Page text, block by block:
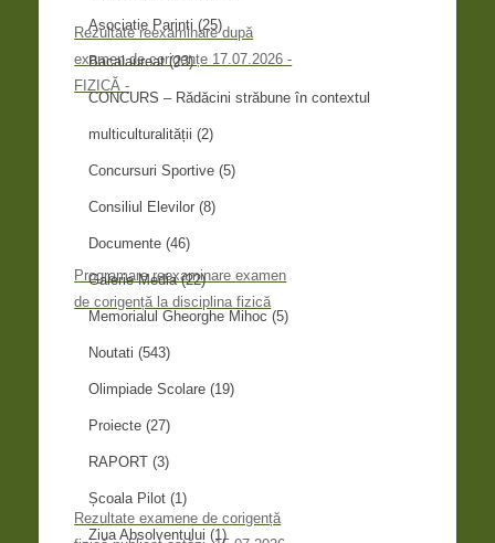
Rezultate reexaminare după
examen de corigențe 17.07.2026 -
FIZICĂ -
Programare reexaminare examen
de corigență la disciplina fizică
Rezultate examene de corigență
Asociatie Parinti (25)
Bacalaureat(23)
CONCURS – Rădăcini străbune în contextul
multiculturalității (2)
Concursuri Sportive (5)
Consiliul Elevilor (8)
Documente (46)
Galerie Media(22)
Memorialul Gheorghe Mihoc (5)
Noutati (543)
Olimpiade Scolare (19)
Proiecte (27)
RAPORT (3)
Școala Pilot (1)
Ziua Absolventului (1)